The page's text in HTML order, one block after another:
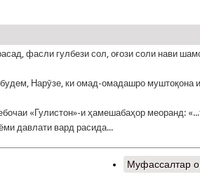
фасли гулбези сол, оғози соли нави
Нарӯзе, ки омад-омадашро муштоқона
«Гулистон»-и ҳамешабаҳор меоранд:
давлати вард расида...
Муфассалтар